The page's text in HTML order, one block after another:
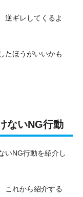
逆ギレしてくるよ
たほうがいいかも
ないNG行動
いNG行動を紹介し
これから紹介する